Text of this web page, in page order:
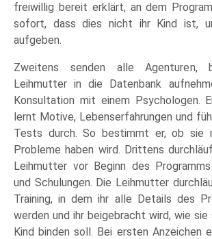
freiwillig bereit erklärt, an dem
sofort, dass dies nicht ihr Kind ist,
aufgeben.
Zweitens senden alle Agenturen,
Leihmutter in die Datenbank
Konsultation mit einem Psychologen.
lernt Motive, Lebenserfahrungen und
Tests durch. So bestimmt er, ob sie
Probleme haben wird. Drittens
Leihmutter vor Beginn des
und Schulungen. Die Leihmutter
Training, in dem ihr alle Details des
werden und ihr beigebracht wird, wie sie
Kind binden soll. Bei ersten Anzeichen